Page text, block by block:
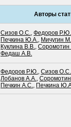
Авторы
Сизов О.С., Федоров Р.Ю.
Печкина Ю.А., Мичугин
Куклина В.В., Соромотин
Федаш А.В.
Федоров Р.Ю., Сизов О.С.
Лобанов А.А.,
Печкин А.С., Печкина